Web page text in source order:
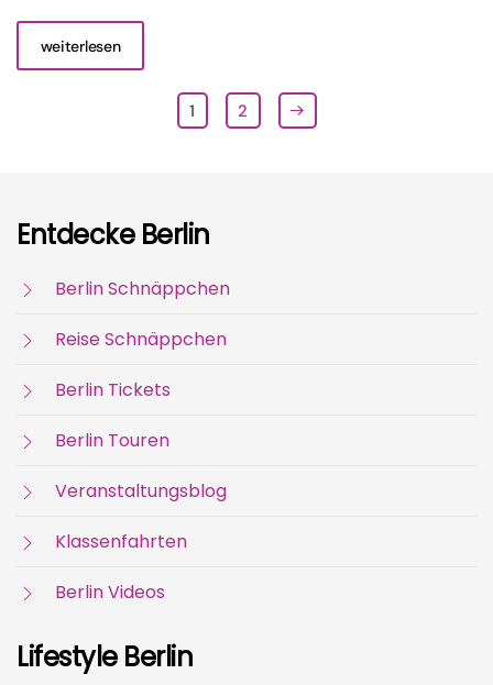
weiterlesen
1 2
Entdecke Berlin
Berlin Schnäppchen
Reise Schnäppchen
Berlin Tickets
Berlin Touren
Veranstaltungsblog
Klassenfahrten
Berlin Videos
Lifestyle Berlin